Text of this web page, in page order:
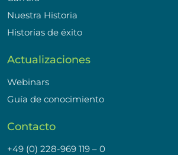
Nuestra Historia
Historias de éxito
Actualizaciones
Webinars
Guía de conocimiento
Contacto
+49 (0) 228-969 119 – 0